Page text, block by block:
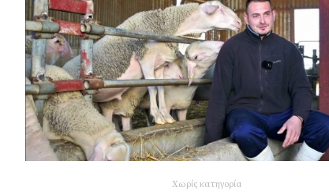
Χωρίς κατηγορία